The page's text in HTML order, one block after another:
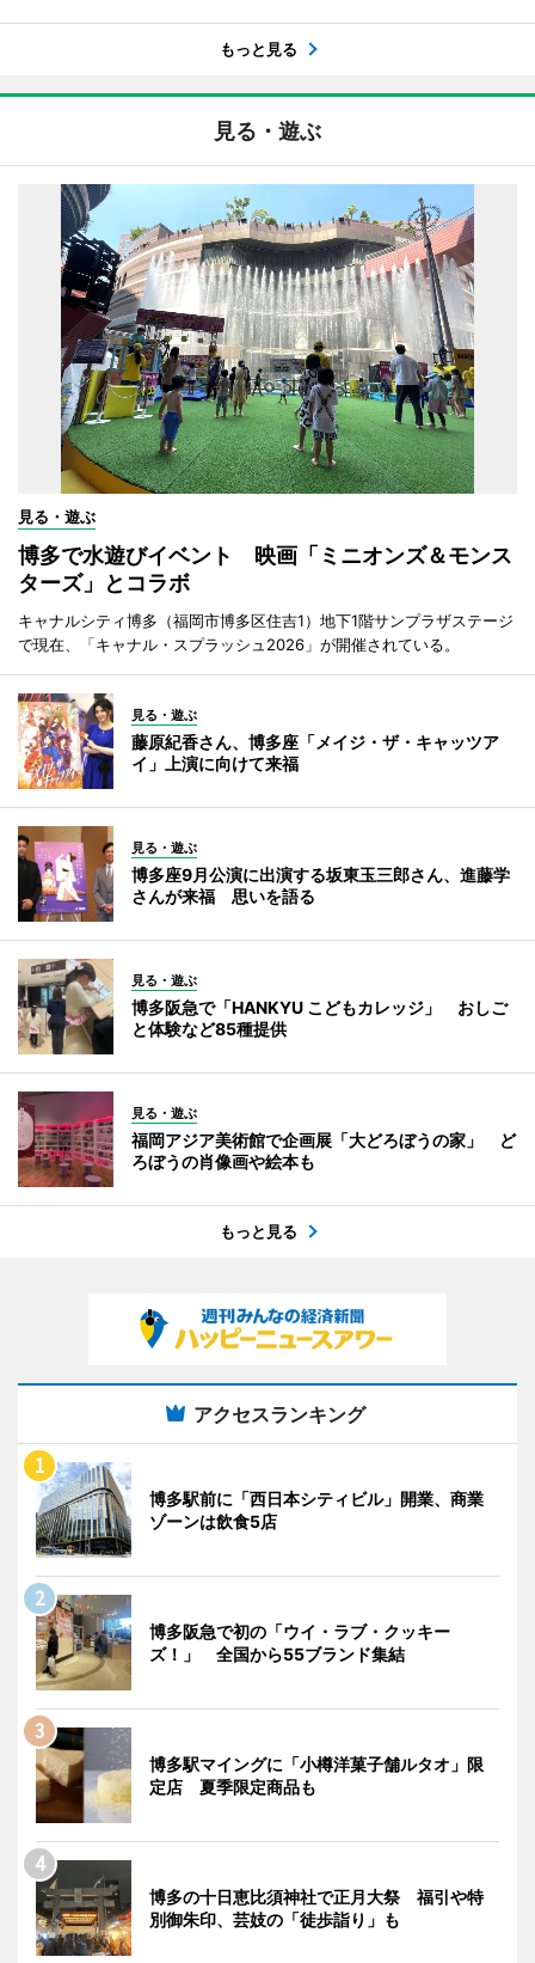
もっと見る
見る・遊ぶ
見る・遊ぶ
博多で水遊びイベント 映画「ミニオンズ＆モンス
ターズ」とコラボ
キャナルシティ博多（福岡市博多区住吉1）地下1階サンプラザステージ
で現在、「キャナル・スプラッシュ2026」が開催されている。
見る・遊ぶ
藤原紀香さん、博多座「メイジ・ザ・キャッツア
イ」上演に向けて来福
見る・遊ぶ
博多座9月公演に出演する坂東玉三郎さん、進藤学
さんが来福 思いを語る
見る・遊ぶ
博多阪急で「HANKYU こどもカレッジ」 おしご
と体験など85種提供
見る・遊ぶ
福岡アジア美術館で企画展「大どろぼうの家」 ど
ろぼうの肖像画や絵本も
もっと見る
アクセスランキング
博多駅前に「西日本シティビル」開業、商業
ゾーンは飲食5店
博多阪急で初の「ウイ・ラブ・クッキー
ズ！」 全国から55ブランド集結
博多駅マイングに「小樽洋菓子舗ルタオ」限
定店 夏季限定商品も
博多の十日恵比須神社で正月大祭 福引や特
別御朱印、芸妓の「徒歩詣り」も